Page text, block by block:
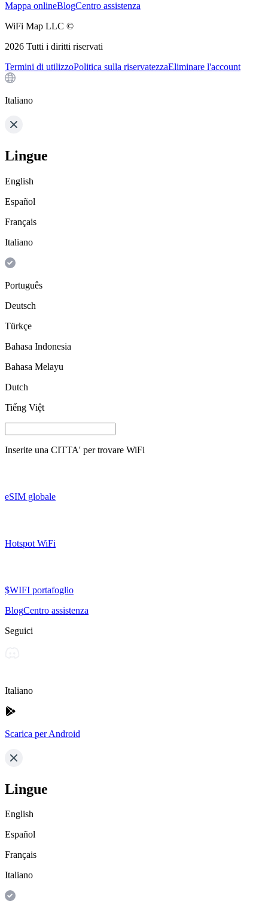
Mappa onlineBlogCentro assistenza
WiFi Map LLC ©
2026 Tutti i diritti riservati
Termini di utilizzoPolitica sulla riservatezzaEliminare l'account
Italiano
Lingue
English
Español
Français
Italiano
Português
Deutsch
Türkçe
Bahasa Indonesia
Bahasa Melayu
Dutch
Tiếng Việt
Inserite una CITTA' per trovare WiFi
eSIM globale
Hotspot WiFi
$WIFI portafoglio
BlogCentro assistenza
Seguici
Italiano
Scarica per Android
Lingue
English
Español
Français
Italiano